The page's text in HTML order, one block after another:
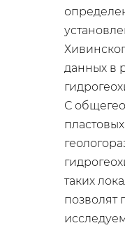
данных в
С
таких
позволят